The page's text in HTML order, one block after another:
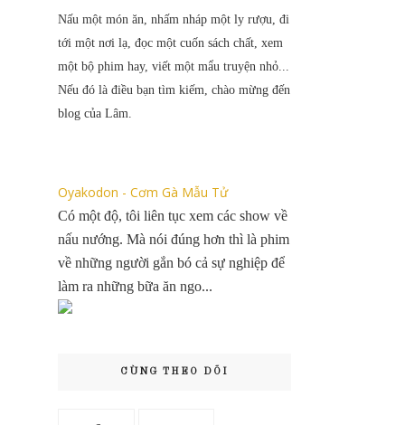
Nấu một món ăn, nhấm nháp một ly rượu, đi
tới một nơi lạ, đọc một cuốn sách chất, xem
một bộ phim hay, viết một mẩu truyện nhỏ...
Nếu đó là điều bạn tìm kiếm, chào mừng đến
blog của Lâm.
Oyakodon - Cơm Gà Mẫu Tử
Có một độ, tôi liên tục xem các show về
nấu nướng. Mà nói đúng hơn thì là phim
về những người gắn bó cả sự nghiệp để
làm ra những bữa ăn ngo...
CÙNG THEO DÕI